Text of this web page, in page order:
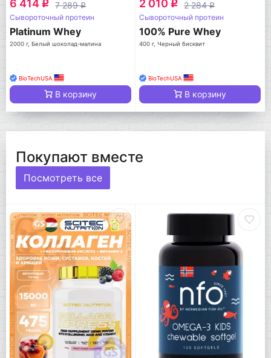
6 414 q 7 289q
Сывороточный протеин
Platinum Whey
2000 г, Белый шоколад-малина
BioTechUSA
В корзину
2 010 q 2 284q
Сывороточный протеин
100% Pure Whey
400 г, Черный бисквит
BioTechUSA
В корзину
Покупают вместе
Посмотреть все